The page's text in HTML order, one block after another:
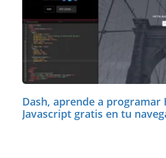
Dash, aprende a programar
Javascript gratis en tu